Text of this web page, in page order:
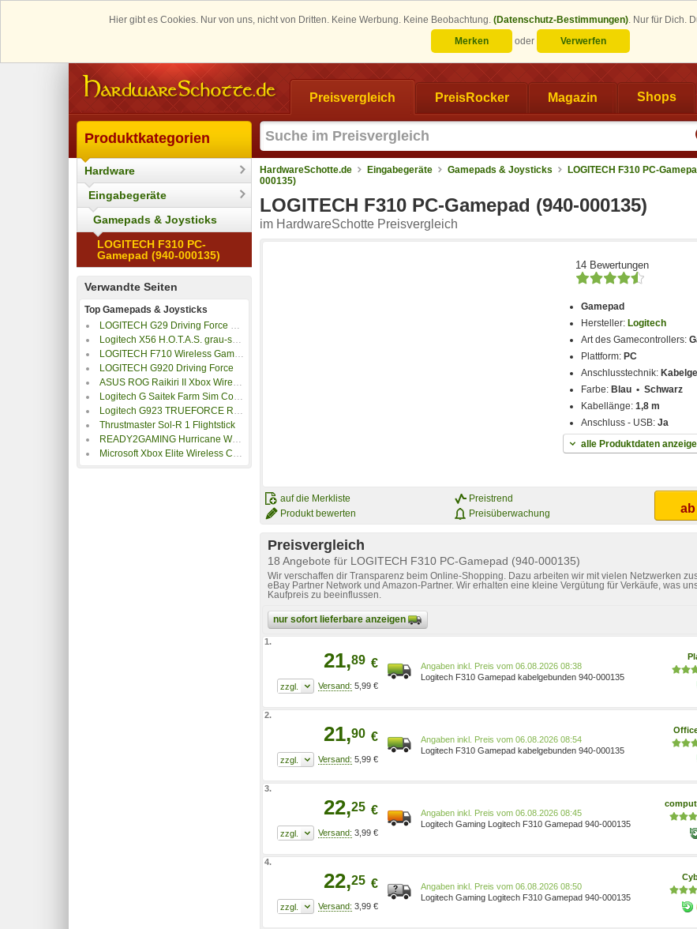
Hier gibt es Cookies. Nur von uns, nicht von Dritten. Keine Werbung. Keine Beobachtung. (Datenschutz-Bestimmungen). Nur für Dich.
Merken
oder Verwerfen
Preisvergleich PreisRocker Magazin Shops
Produktkategorien
Hardware
Eingabegeräte
Gamepads & Joysticks
LOGITECH F310 PC-
Gamepad (940-000135)
Verwandte Seiten
Top Gamepads & Joysticks
LOGITECH G29 Driving Force Rennlenkrad
Logitech X56 H.O.T.A.S. grau-schwarz
LOGITECH F710 Wireless Gamepad (940-000145) Grau
LOGITECH G920 Driving Force
ASUS ROG Raikiri II Xbox Wireless Controller
Logitech G Saitek Farm Sim Controller
Logitech G923 TRUEFORCE Racing Wheel und Pedale
Thrustmaster Sol-R 1 Flightstick
READY2GAMING Hurricane Wheel Pro
Microsoft Xbox Elite Wireless Controller Series 2 Core
HardwareSchotte.de Eingabegeräte Gamepads & Joysticks
LOGITECH F310 PC-
000135)
LOGITECH F310 PC-Gamepad (940-000135)
im HardwareSchotte Preisvergleich
14 Bewertungen
Gamepad
Hersteller: Logitech
Art des Gamecontrollers:
Plattform: PC
Anschlusstechnik:
Farbe: Blau • Schwarz
Kabellänge:1,8 m
Anschluss - USB:Ja
alle Produktdaten
auf die Merkliste
Produkt bewerten
Preistrend
Preisüberwachung
ab
Preisvergleich
18 Angebote für LOGITECH F310 PC-Gamepad (940-000135)
Wir verschaffen dir Transparenz beim Online-Shopping. Dazu arbeiten wir mit vielen Netzwerken
eBay Partner Network und Amazon-Partner. Wir erhalten eine kleine Vergütung für Verkäufe, was
Kaufpreis zu beeinflussen.
nur sofort lieferbare anzeigen
1.
21,89 €
5,99 €
Preis vom 06.08.2026 08:38
Logitech F310 Gamepad kabelgebunden 940-000135
2.
21,90 €
5,99 €
Preis vom 06.08.2026 08:54
Logitech F310 Gamepad kabelgebunden 940-000135
3.
22,25 €
3,99 €
Preis vom 06.08.2026 08:45
Logitech Gaming Logitech F310 Gamepad 940-000135
4.
22,25 €
3,99 €
Preis vom 06.08.2026 08:50
Logitech Gaming Logitech F310 Gamepad 940-000135